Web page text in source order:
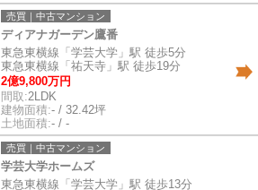
売買｜中古マンション
ディアナガーデン鷹番
東急東横線「学芸大学」駅 徒歩5分
東急東横線「祐天寺」駅 徒歩19分
2億9,800万円
間取:2LDK
建物面積:- / 32.42坪
土地面積:- / -
売買｜中古マンション
学芸大学ホームズ
東急東横線「学芸大学」駅 徒歩13分